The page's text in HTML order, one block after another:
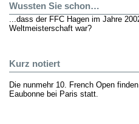
Wussten Sie schon…
...dass der FFC Hagen im Jahre
Weltmeisterschaft war?
Kurz notiert
Die nunmehr 10. French Open
Eaubonne bei Paris statt.